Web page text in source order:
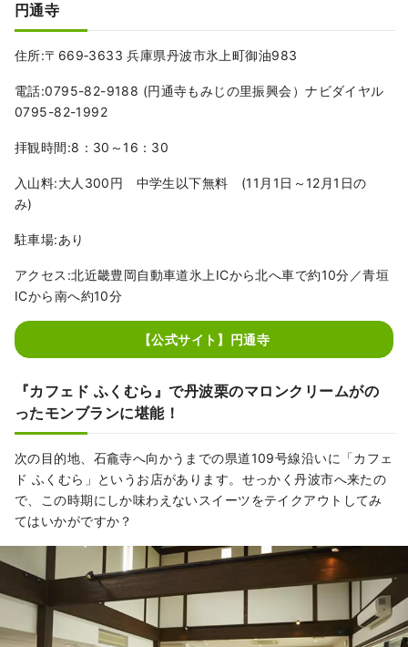
円通寺
住所:〒669‐3633 兵庫県丹波市氷上町御油983
電話:0795-82-9188 (円通寺もみじの里振興会）ナビダイヤル
0795-82-1992
拝観時間:8：30～16：30
入山料:大人300円 中学生以下無料 (11月1日～12月1日の
み)
駐車場:あり
アクセス:北近畿豊岡自動車道氷上ICから北へ車で約10分／青垣
ICから南へ約10分
【公式サイト】円通寺
『カフェド ふくむら』で丹波栗のマロンクリームがの
ったモンブランに堪能！
次の目的地、石龕寺へ向かうまでの県道109号線沿いに「カフェ
ド ふくむら」というお店があります。せっかく丹波市へ来たの
で、この時期にしか味わえないスイーツをテイクアウトしてみ
てはいかがですか？